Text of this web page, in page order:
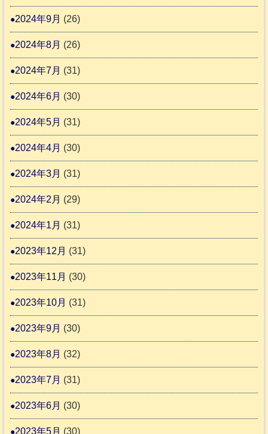
2024年9月 (26)
2024年8月 (26)
2024年7月 (31)
2024年6月 (30)
2024年5月 (31)
2024年4月 (30)
2024年3月 (31)
2024年2月 (29)
2024年1月 (31)
2023年12月 (31)
2023年11月 (30)
2023年10月 (31)
2023年9月 (30)
2023年8月 (32)
2023年7月 (31)
2023年6月 (30)
2023年5月 (30)